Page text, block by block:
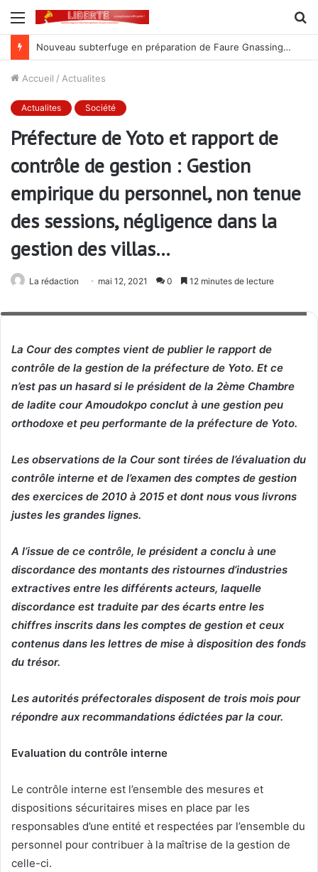
Menu
Lutte contre la corruption dans la commande publique : Qu’est-ce qui explique le silence du parquet général sur les dossiers de l’ARCOP?
Accueil / Actualites
Actualites Société
Préfecture de Yoto et rapport de
contrôle de gestion : Gestion
empirique du personnel, non tenue
des sessions, négligence dans la
gestion des villas…
La rédaction mai 12, 2021 0 12 minutes de lecture
La Cour des comptes vient de publier le rapport de
contrôle de la gestion de la préfecture de Yoto. Et ce
n’est pas un hasard si le président de la 2ème Chambre
de ladite cour Amoudokpo conclut à une gestion peu
orthodoxe et peu performante de la préfecture de Yoto.
Les observations de la Cour sont tirées de l’évaluation du
contrôle interne et de l’examen des comptes de gestion
des exercices de 2010 à 2015 et dont nous vous livrons
justes les grandes lignes.
A l’issue de ce contrôle, le président a conclu à une
discordance des montants des ristournes d’industries
extractives entre les différents acteurs, laquelle
discordance est traduite par des écarts entre les
chiffres inscrits dans les comptes de gestion et ceux
contenus dans les lettres de mise à disposition des fonds
du trésor.
Les autorités préfectorales disposent de trois mois pour
répondre aux recommandations édictées par la cour.
Evaluation du contrôle interne
Le contrôle interne est l’ensemble des mesures et
dispositions sécuritaires mises en place par les
responsables d’une entité et respectées par l’ensemble du
personnel pour contribuer à la maîtrise de la gestion de
celle-ci.